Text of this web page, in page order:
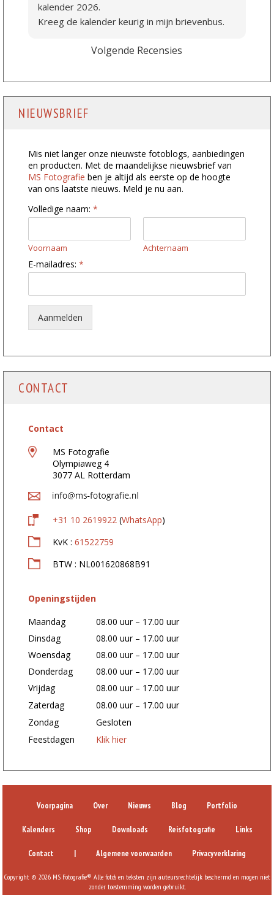
kalender 2026.
Kreeg de kalender keurig in mijn brievenbus.
Volgende Recensies
NIEUWSBRIEF
Mis niet langer onze nieuwste fotoblogs, aanbiedingen
en producten. Met de maandelijkse nieuwsbrief van
MS Fotografie ben je altijd als eerste op de hoogte
van ons laatste nieuws. Meld je nu aan.
Volledige naam:*
Voornaam Achternaam
*
n
a
m
*
E-mailadres:*
Aanmelden
CONTACT
Contact
MS Fotografie
Olympiaweg 4
3077 AL Rotterdam
+31 10 2619922 (WhatsApp)
KvK :61522759
BTW : NL001620868B91
Openingstijden
Maandag
08.00 uur – 17.00 uur
Dinsdag
08.00 uur – 17.00 uur
Woensdag
08.00 uur – 17.00 uur
Donderdag
08.00 uur – 17.00 uur
Vrijdag
08.00 uur – 17.00 uur
Zaterdag
08.00 uur – 17.00 uur
Zondag
Gesloten
Feestdagen
Klik hier
Voorpagina Over Nieuws Blog Portfolio
Kalenders Shop Downloads Reisfotografie Links
Contact | Algemene voorwaarden Privacyverklaring
Copyright © 2026 MS Fotografie® Alle foto's en teksten zijn auteursrechtelijk beschermd en mogen niet
zonder toestemming worden gebruikt.